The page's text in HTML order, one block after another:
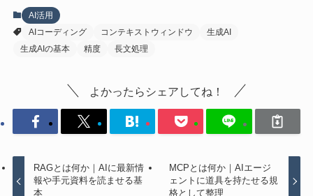
AI活用
AIコーディング
コンテキストウィンドウ
生成AI
生成AIの基本
精度 長文処理
よかったらシェアしてね！
RAGとは何か｜AIに最新情
報や手元資料を読ませる基
本
MCPとは何か｜AIエージ
ェントに道具を持たせる規
格として整理